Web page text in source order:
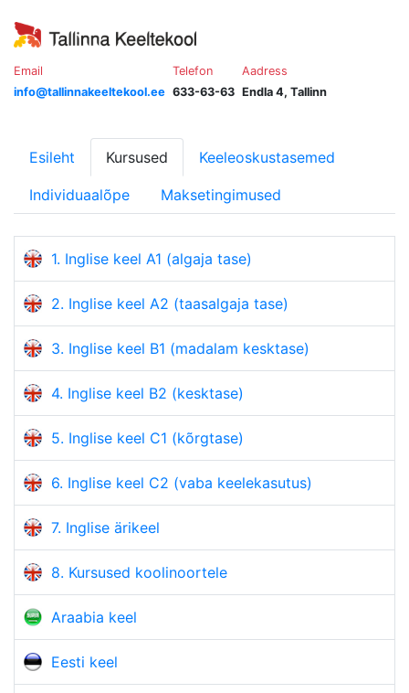
Email
info@tallinnakeeltekool.ee
Telefon
633-63-63
Aadress
Endla 4, Tallinn
Esileht Kursused Keeleoskustasemed
Individuaalõpe Maksetingimused
1. Inglise keel A1 (algaja tase)
2. Inglise keel A2 (taasalgaja tase)
3. Inglise keel B1 (madalam kesktase)
4. Inglise keel B2 (kesktase)
5. Inglise keel C1 (kõrgtase)
6. Inglise keel C2 (vaba keelekasutus)
7. Inglise ärikeel
8. Kursused koolinoortele
Araabia keel
Eesti keel